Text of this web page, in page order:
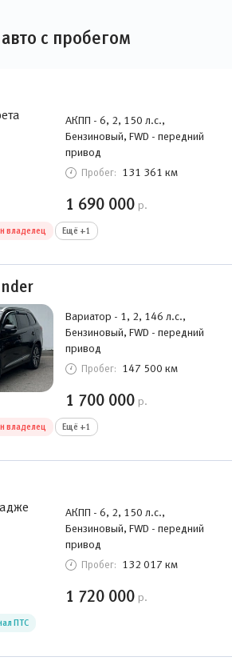
с пробегом
АКПП - 6, 2, 150 л.с.,
Бензиновый, FWD - передний
привод
Пробег: 131 361 км
1 690 000 р.
владелец Ещё +1
Вариатор - 1, 2, 146 л.с.,
Бензиновый, FWD - передний
привод
Пробег: 147 500 км
1 700 000 р.
владелец Ещё +1
АКПП - 6, 2, 150 л.с.,
Бензиновый, FWD - передний
привод
Пробег: 132 017 км
1 720 000 р.
ПТС